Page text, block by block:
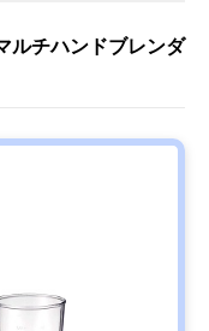
ルチハンドブレンダ